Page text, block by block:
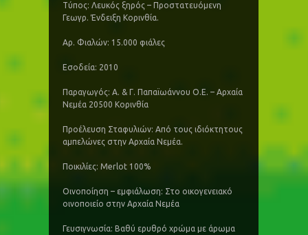
Τύπος: Λευκός ξηρός – Προστατευόμενη
Γεωγρ. Ένδειξη Κορινθία.
Αρ. Φιαλών: 15.000 φιάλες
Εσοδεία: 2010
Παραγωγός: Α. & Γ. Παπαϊωάννου Ο.Ε. – Αρχαία
Νεμέα 20500 Κορινθία
Προέλευση Σταφυλιών: Από τους ιδιόκτητους
αμπελώνες στην Αρχαία Νεμέα.
Ποικιλίες: Merlot 100%
Οινοποίηση – εμφιάλωση: Στο οικογενειακό
οινοποιείο στην Αρχαία Νεμέα
Γευσιγνωσία: Βαθύ ερυθρό χρώμα με άρωμα